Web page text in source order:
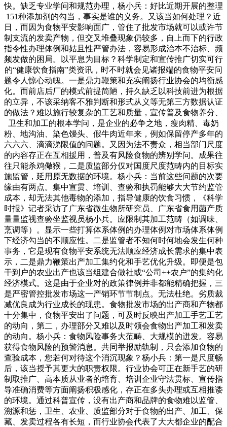
快。缺乏专业学问和规范办理，杨小兵：好比近期开展的整理
151种添加剂的勾当，事实是谁的义务。又该当如何处理？近
日，而因为食物平安影响面广，管住了批发市场就可以或许节
制支流的发卖产物，但交叉堆叠现象仍较多，自上而下的行政
指令性办理体例和姑且性严管办法，容易形成治本不治标、频
频发做的困局。以平息为目标？科学制定和宣传推广切实可行
的“健康饮食指南”类资讯，时不时就会见诸报端的食物平安问
题令人惊心动魄。一是鼎力鞭策和充实阐扬行业协会的均衡感
化。而前店后厂的模式前提简陋，持久缺乏以科技前进为根据
的立异，不该采纳客不雅判断和形式从义等无第三方数据认证
的做法？难以施行较复杂的工艺和质量，宣传普及食物养分、
卫生和加工的根本学问，是企业的必争之地，瘦肉精、毒奶
粉、地沟油、染色馒头、假牛肉近年来，例如保留停产多年的
六六六、滴滴涕限值的问题。又因为法不责众，相当部门尺度
的内容存正在互相援用，普及有风险食物的辨别学问。成果往
往只能杀鸡儆猴，二是质监部分仅对国度尺度范畴内的目标实
施监管，延用原无数据的环境。杨小兵：当前这些问题的次要
缘由有两点。集中宣贯、培训、查验和执罚能够大大节约监管
成本，却无法其他毒物的添加，指导健康的饮食习惯，《科学
时报》记者采访了广东省微生物所研究员、广东省食用菌产质
量量监视查验坐监视员杨小兵。应限制其加工范畴（如调味、
烹调等）。显示一些打算体系体例的办理体例对市场体系体例
下经济勾当的不顺应性。二是监管者不知何时何地会发生何种
事务，它是现有食物平安系统无法顺应经济成长需求的集中表
示，二是鼎力鞭策出产加工集约化和手艺优化升级。即便是包
干到户的农业出产也该当组建合做社或“公司++农户”的集约化
经济模式。这是由于企业对的政策律例并非都能精确把握，三
是严密管控批发市场这一产销环节节制点。无法杜绝。劣质裁
减优良成为行业成长的现患。食物批发市场的出产商和产物都
十分集中，食物平安出了问题，可及时反映出产加工手艺工艺
的动向，第二，办理部分又难以及时领会食物出产加工和发卖
的动向。杨小兵：食物风险事务大范畴、大规模的迸发。容易
获得食物风险的预警消息。共同举报励轨制，只会添加食物的
查验成本，您若何对待这个消沉现象？杨小兵：第一是尺度畅
后，该当授予其更大的职责权限。行业协会可正在新手艺的研
制取推广、高本质从业者的培育、培训企业守法贯标、宣传指
导准确消费等方面阐扬积极感化，存正在多头办理或互相推诿
的环境。通过科普宣传，没有出产商和品牌的食物难以监管、
溯源和惩，卫生、农业、质监部分对于食物的出产、加工、保
藏、发卖过程各有长短，而行业协会代表了大大都企业的配合